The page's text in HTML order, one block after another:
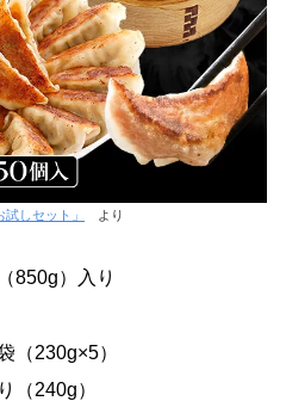
試しセット」 より
850g）入り
（230g×5）
（240g）